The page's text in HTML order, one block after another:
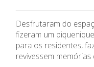
O
Desfrutaram do
fizeram um
para os residentes,
revivessem memórias